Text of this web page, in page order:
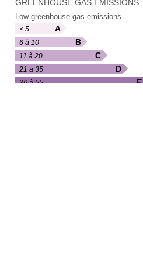
GREENHOUSE GAS EMISSIONS
Low greenhouse gas emissions
< 5 A
6 à 10 B
11 à 20 C
21 à 35 D
36 à 55 E